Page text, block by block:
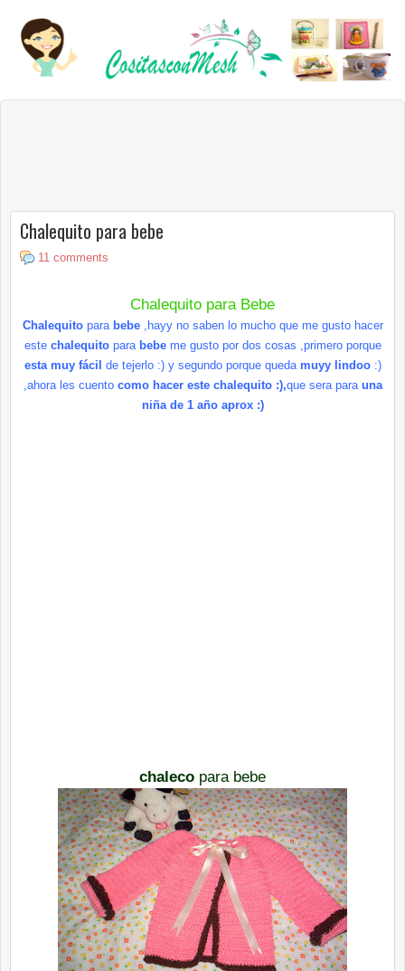
Chalequito para bebe
11 comments
Chalequito para Bebe
Chalequito parabebe, hayyno saben lo mucho que me gusto hacer
este chalequitopara bebeme gusto por dos cosas ,primero porque
esta muy fácil de tejerlo :) y segundo porque queda muyy lindoo:)
,ahora les cuento como hacer este chalequito :),que sera para una
niña de 1 año aprox :)
chaleco para bebe